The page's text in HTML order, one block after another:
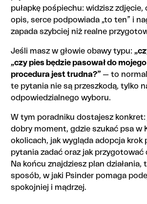
Wrażliwość na bodźce miejskie
Pytania, które warto zadać
Kiedy rozważyć wsparcie
Czy Psinder zastępuje kontakt
schroniskiem lub fundacją?
pułapkę pośpiechu: widzisz zdjęcie,
opis, serce podpowiada „to ten” i
zapada szybciej niż realne
Jeśli masz w głowie obawy typu:
„czy pies będzie pasował do mojego
procedura jest trudna?” — to
te pytania nie są przeszkodą, tylko
odpowiedzialnego wyboru.
W tym poradniku dostajesz konkret:
dobry moment, gdzie szukać psa w
okolicach, jak wygląda adopcja krok
pytania zadać oraz jak przygotować
Na końcu znajdziesz plan działania,
sposób, w jaki Psinder pomaga
spokojniej i mądrzej.